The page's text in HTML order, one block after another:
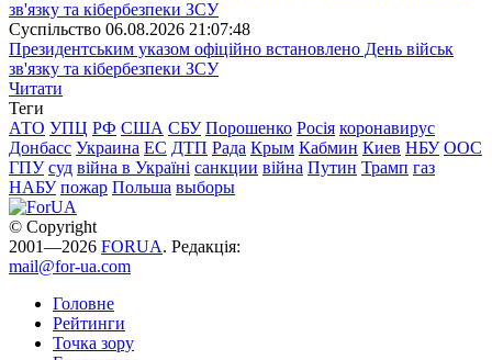
Суспiльство 06.08.2026 21:07:48
Президентським указом офіційно встановлено День військ
зв'язку та кібербезпеки ЗСУ
Читати
Теги
АТО УПЦ РФ США СБУ Порошенко Росія коронавирус
Донбасс Украина ЕС ДТП Рада Крым Кабмин Киев НБУ ООС
ГПУ суд війна в Україні санкции війна Путин Трамп газ
НАБУ пожар Польша выборы
© Copyright
2001—2026 FORUA. Редакція:
mail@for-ua.com
Головне
Рейтинги
Точка зору